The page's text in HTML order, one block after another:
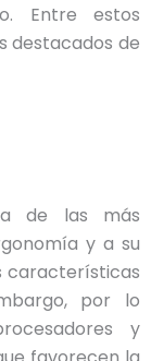
Entre estos
destacados de
de las más
y a su
características
por lo
y